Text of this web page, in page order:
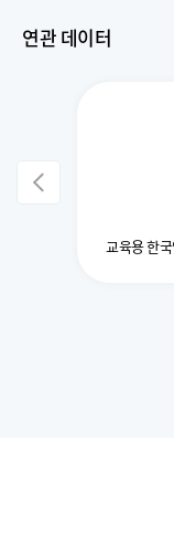
연관 데이터
교육용 한국